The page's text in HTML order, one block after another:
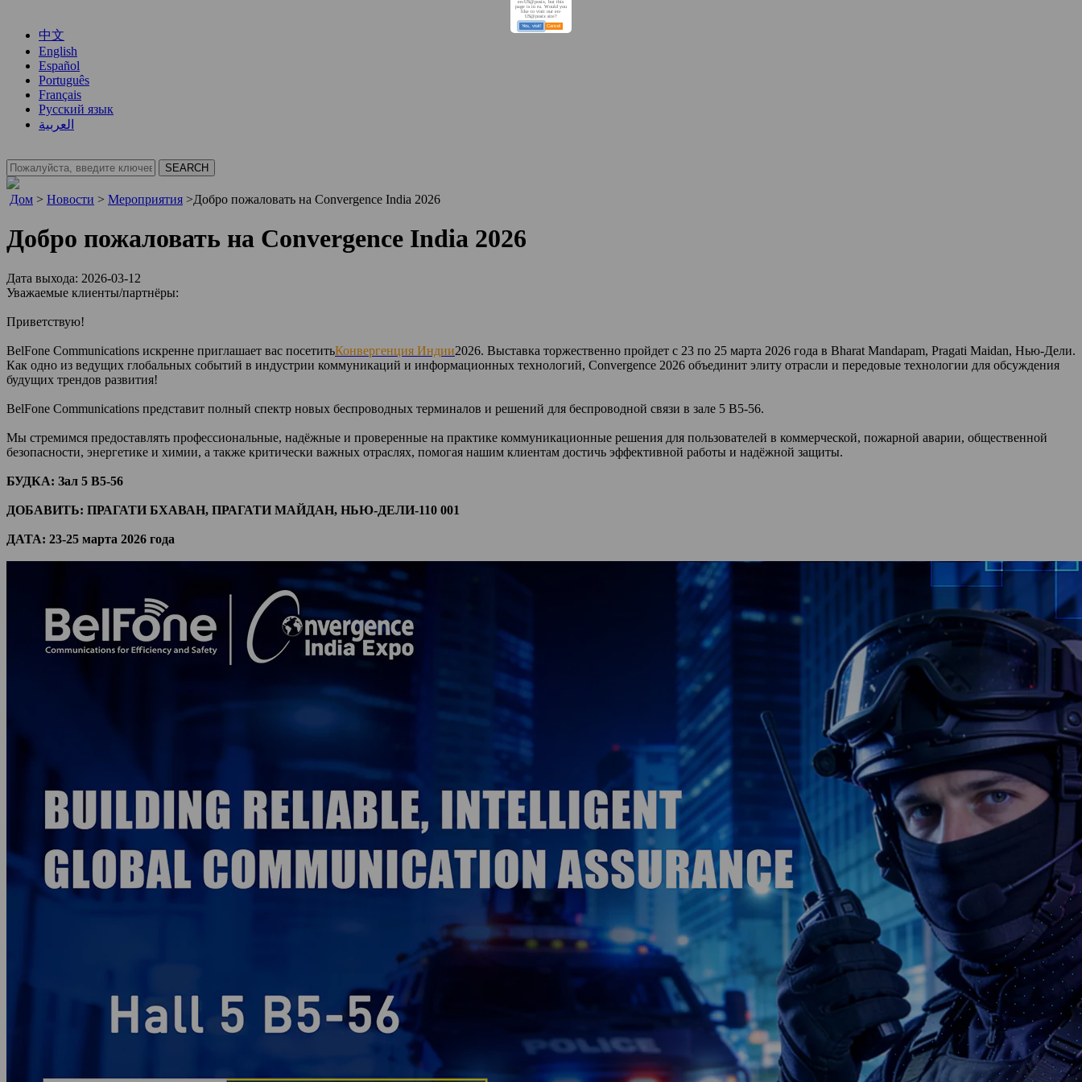
中文
English
Español
Português
Français
Русский язык
العربية
Дом > Новости > Мероприятия >Добро пожаловать на Convergence India 2026
Добро пожаловать на Convergence India 2026
Дата выхода: 2026-03-12
Уважаемые клиенты/партнёры:
Приветствую!
BelFone Communications искренне приглашает вас посетитьКонвергенция Индии2026. Выставка торжественно пройдет с 23 по 25 марта 2026 года в Bharat Mandapam, Pragati Maidan, Нью-Дели.
Как одно из ведущих глобальных событий в индустрии коммуникаций и информационных технологий, Convergence 2026 объединит элиту отрасли и передовые технологии для обсуждения
будущих трендов развития!
BelFone Communications представит полный спектр новых беспроводных терминалов и решений для беспроводной связи в зале 5 B5-56.
Мы стремимся предоставлять профессиональные, надёжные и проверенные на практике коммуникационные решения для пользователей в коммерческой, пожарной аварии, общественной
безопасности, энергетике и химии, а также критически важных отраслях, помогая нашим клиентам достичь эффективной работы и надёжной защиты.
БУДКА: Зал 5 B5-56
ДОБАВИТЬ: ПРАГАТИ БХАВАН, ПРАГАТИ МАЙДАН, НЬЮ-ДЕЛИ-110 001
ДАТА: 23-25 марта 2026 года
en-US@posix, but this
page is in ru. Would you
like to visit our en-
US@posix site?
Yes, visit! Cancel